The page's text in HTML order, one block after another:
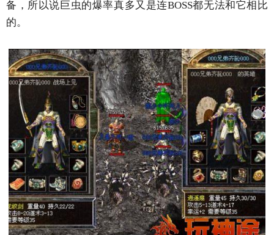
备，所以说巨虫的爆率真多又是连BOSS都无法和它相比
的。